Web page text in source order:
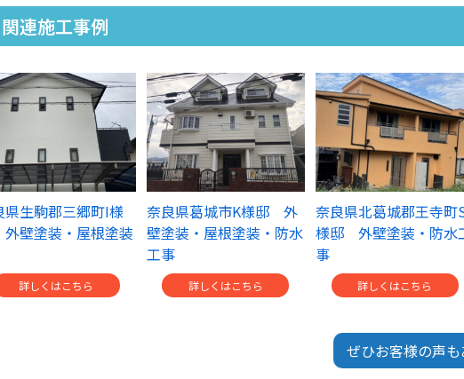
関連施工事例
県生駒郡三郷町I様
壁塗装・屋根塗装
詳しくはこちら
奈良県葛城市K様邸 外
壁塗装・屋根塗装・防水
工事
詳しくはこちら
奈良県北葛城郡王寺町
様邸 外壁塗装・防水
事
詳しくはこちら
ぜひお客様の声も